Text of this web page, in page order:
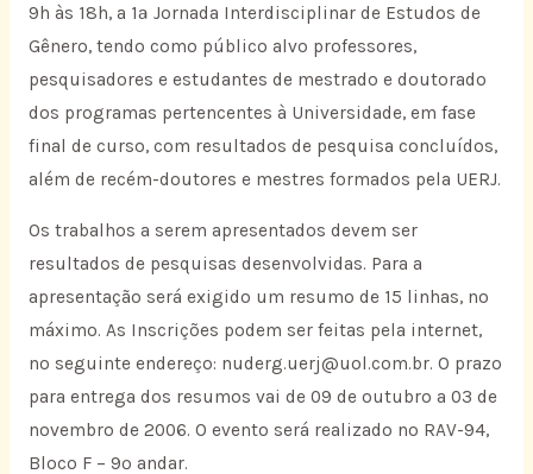
9h às 18h, a 1ª Jornada Interdisciplinar de Estudos de
Gênero, tendo como público alvo professores,
pesquisadores e estudantes de mestrado e doutorado
dos programas pertencentes à Universidade, em fase
final de curso, com resultados de pesquisa concluídos,
além de recém-doutores e mestres formados pela UERJ.
Os trabalhos a serem apresentados devem ser
resultados de pesquisas desenvolvidas. Para a
apresentação será exigido um resumo de 15 linhas, no
máximo. As Inscrições podem ser feitas pela internet,
no seguinte endereço: nuderg.uerj@uol.com.br. O prazo
para entrega dos resumos vai de 09 de outubro a 03 de
novembro de 2006. O evento será realizado no RAV-94,
Bloco F – 9º andar.